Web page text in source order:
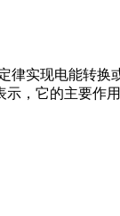
律实现电能
，它的主要作